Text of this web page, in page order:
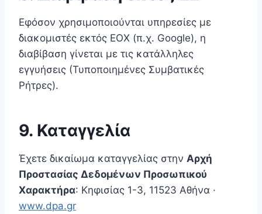
Εφόσον χρησιμοποιούνται υπηρεσίες με
διακομιστές εκτός ΕΟΧ (π.χ. Google), η
διαβίβαση γίνεται με τις κατάλληλες
εγγυήσεις (Τυποποιημένες Συμβατικές
Ρήτρες).
9. Καταγγελία
Έχετε δικαίωμα καταγγελίας στην Αρχή
Προστασίας Δεδομένων Προσωπικού
Χαρακτήρα: Κηφισίας 1-3, 11523 Αθήνα ·
www.dpa.gr